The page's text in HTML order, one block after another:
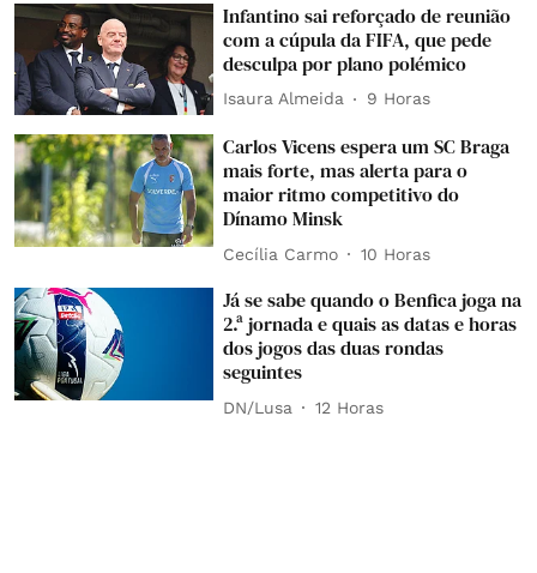
Infantino sai reforçado de reunião
com a cúpula da FIFA, que pede
desculpa por plano polémico
Isaura Almeida 9 Horas
Carlos Vicens espera um SC Braga
mais forte, mas alerta para o
maior ritmo competitivo do
Dínamo Minsk
Cecília Carmo 10 Horas
Já se sabe quando o Benfica joga na
2.ª jornada e quais as datas e horas
dos jogos das duas rondas
seguintes
DN/Lusa 12 Horas